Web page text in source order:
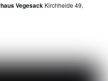
Vegesack Kirchheide 49,